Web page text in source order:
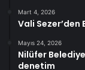
Mart 4, 2026
Vali Sezer’den
Mayıs 24, 2026
Nilüfer
denetim